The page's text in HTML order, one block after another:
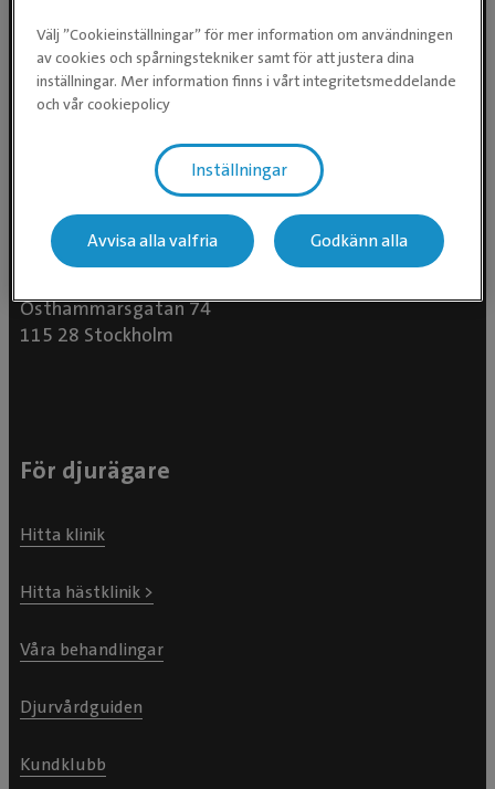
Följ oss i sociala medier
Östhammarsgatan 74
115 28 Stockholm
För djurägare
Hitta klinik
Hitta hästklinik >
Våra behandlingar
Djurvårdguiden
Kundklubb
Välj ”Cookieinställningar” för mer information om användningen
av cookies och spårningstekniker samt för att justera dina
inställningar. Mer information finns i vårt integritetsmeddelande
och vår cookiepolicy
Inställningar
Avvisa alla valfria Godkänn alla